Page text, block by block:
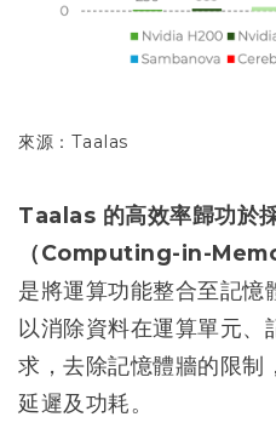
來源：Taalas
Taalas 的高效率歸功於
（Computing-in-
是將運算功能整合至記憶
以消除資料在運算單元
求，去除記憶體牆的限制
延遲及功耗。